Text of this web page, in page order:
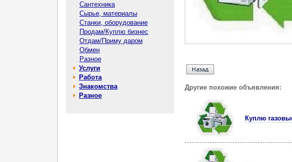
Сантехника
Сырье, материалы
Станки, оборудование
Продам/Куплю бизнес
Отдам/Приму даром
Обмен
Разное
Услуги
Работа
Знакомства
Разное
Другие похожие объявления:
Куплю